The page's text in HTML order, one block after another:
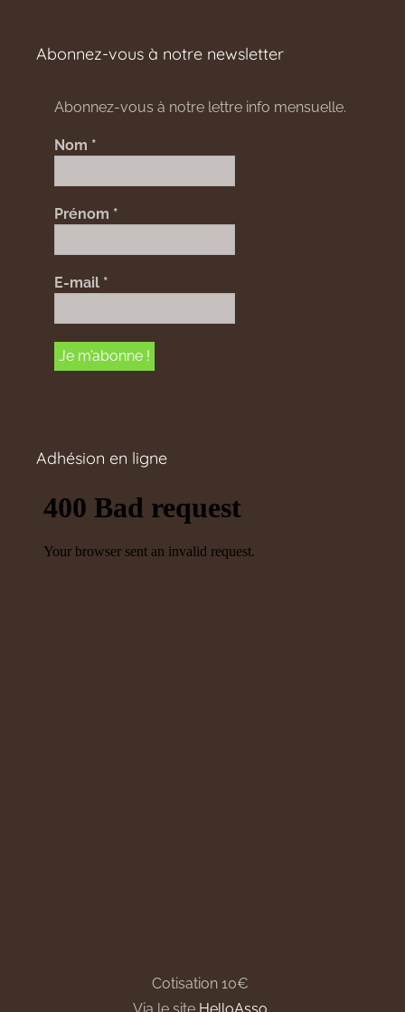
Abonnez-vous à notre newsletter
Abonnez-vous à notre lettre info mensuelle.
Nom *
Prénom *
E-mail *
Adhésion en ligne
Cotisation 10€